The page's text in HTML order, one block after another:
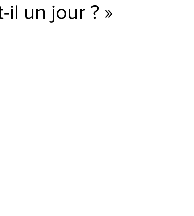
il un jour ? »